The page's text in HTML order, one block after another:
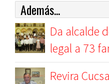
Además...
Da alcalde
legal a 73
Revira